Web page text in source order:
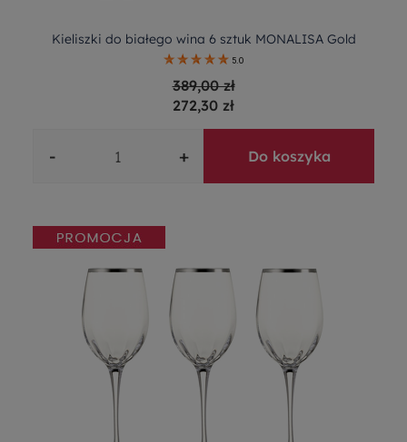
Kieliszki do białego wina 6 sztuk MONALISA Gold
5.0
389,00 zł
272,30 zł
- + Do koszyka